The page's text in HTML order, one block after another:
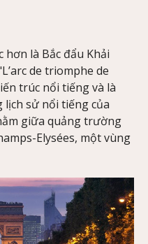
hơn là Bắc đẩu Khải
de triomphe de
trúc nổi tiếng và là
sử nổi tiếng của
giữa quảng trường
Elysées, một vùng